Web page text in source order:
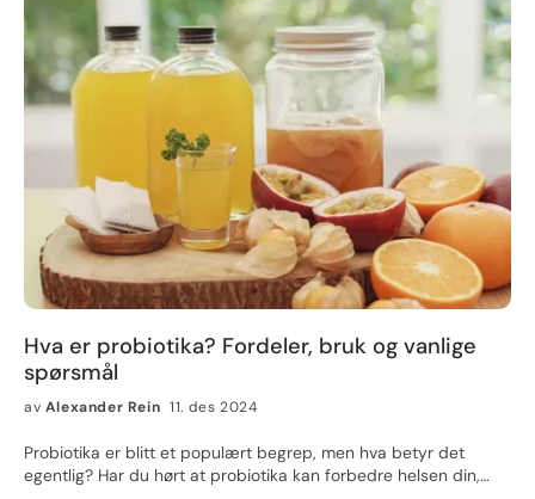
Hva er probiotika? Fordeler, bruk og vanlige
spørsmål
av Alexander Rein 11. des 2024
Probiotika er blitt et populært begrep, men hva betyr det
egentlig? Har du hørt at probiotika kan forbedre helsen din,